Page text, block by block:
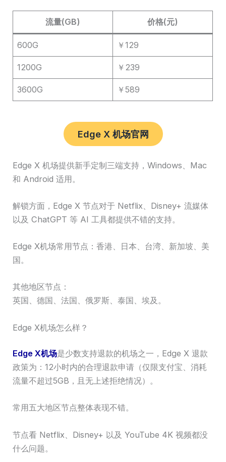
流量(GB) 价格(元)
600G ￥129
1200G ￥239
3600G ￥589
Edge X 机场官网
Edge X 机场提供新手定制三端支持，Windows、Mac
和 Android 适用。
解锁方面，Edge X 节点对于 Netflix、Disney+ 流媒体
以及 ChatGPT 等 AI 工具都提供不错的支持。
Edge X机场常用节点：香港、日本、台湾、新加坡、美
国。
其他地区节点：
英国、德国、法国、俄罗斯、泰国、埃及。
Edge X机场怎么样？
Edge X机场是少数支持退款的机场之一，Edge X 退款
政策为：12小时内的合理退款申请（仅限支付宝、消耗
流量不超过5GB，且无上述拒绝情况）。
常用五大地区节点整体表现不错。
节点看 Netflix、Disney+ 以及 YouTube 4K 视频都没
什么问题。